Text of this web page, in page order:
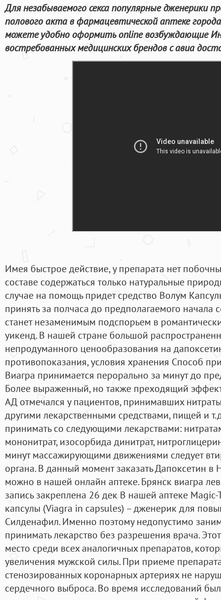
Для незабываемого секса популярные дженерики
полового акта в фармацевтической аптеке
можете удобно оформить online возбуждающие
востребованных медицинских брендов с авиа
Имея быстрое действие, у препарата нет
составе содержаться только натуральные
случае на помощь придет средство Волум
принять за полчаса до предполагаемого
станет незаменимым подспорьем в
уикенд. В нашей стране большой
непродуманного ценообразования на
противопоказания, условия хранения Способ
Виагра принимается перорально за минут до
Более выраженный, но также преходящий
АД отмечался у пациентов, принимавших
другими лекарственными средствами, пищей и
принимать со следующими лекарствами:
мононитрат, изосорбида динитрат,
минут массажирующими движениями следует
органа. В данный момент заказать Дапоксетин в
можно в нашей онлайн аптеке. Брянск виагра
запись закреплена 26 дек В нашей аптеке Magic-
капсулы (Viagra in capsules) – дженерик для
Силденафил. Именно поэтому недопустимо
принимать лекарство без разрешения врача.
место среди всех аналогичных препаратов,
увеличения мужской силы. При приеме
стенозированных коронарных артериях не
сердечного выброса. Во время исследований